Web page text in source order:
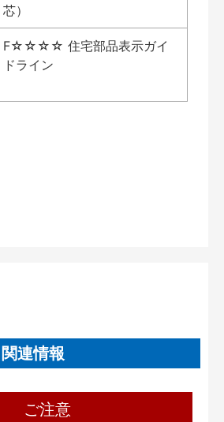
芯）
F☆☆☆☆ 住宅部品表示ガイ
ドライン
連情報
ご注意